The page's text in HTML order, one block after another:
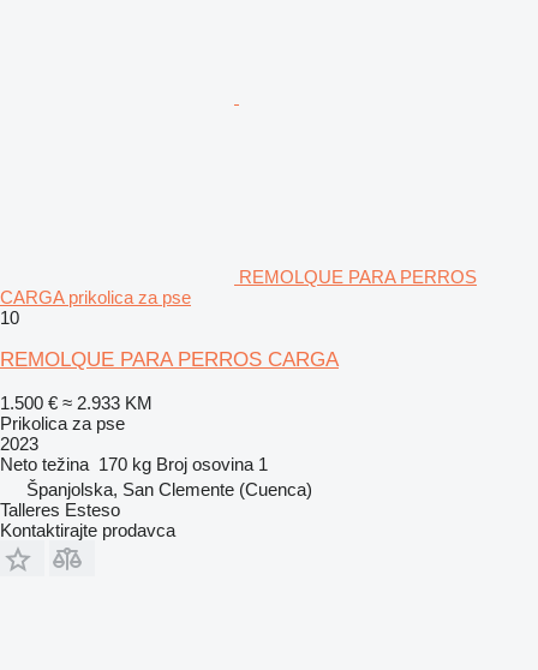
REMOLQUE PARA PERROS
CARGA prikolica za pse
10
REMOLQUE PARA PERROS CARGA
1.500 € ≈ 2.933 KM
Prikolica za pse
2023
Neto težina 170 kg Broj osovina 1
Španjolska, San Clemente (Cuenca)
Talleres Esteso
Kontaktirajte prodavca